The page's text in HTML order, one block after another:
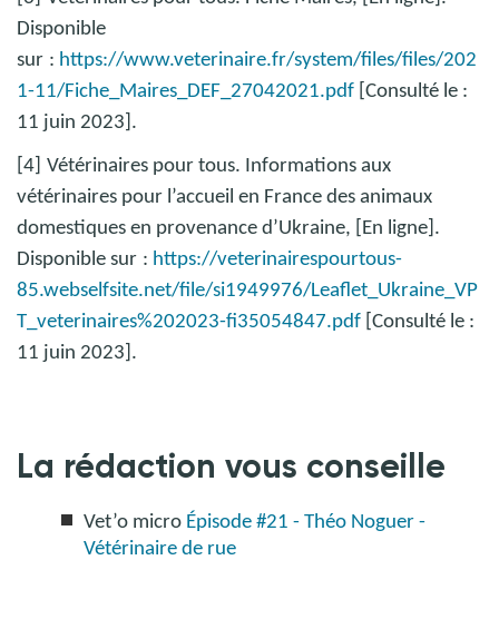
Disponible
sur : https://www.veterinaire.fr/system/files/files/202
1-11/Fiche_Maires_DEF_27042021.pdf [Consulté le :
11 juin 2023].
[4] Vétérinaires pour tous. Informations aux
vétérinaires pour l’accueil en France des animaux
domestiques en provenance d’Ukraine, [En ligne].
Disponible sur : https://veterinairespourtous-
85.webselfsite.net/file/si1949976/Leaflet_Ukraine_VP
T_veterinaires%202023-fi35054847.pdf [Consulté le :
11 juin 2023].
La rédaction vous conseille
Vet’o micro Épisode #21 - Théo Noguer -
Vétérinaire de rue